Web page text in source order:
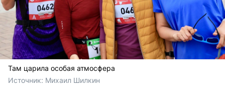
Там царила особая атмосфера
Источник: Михаил Шилкин